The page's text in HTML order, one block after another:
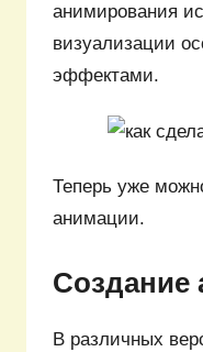
анимирования
визуализации
эффектами.
Теперь уже
анимации.
Создание
В различных